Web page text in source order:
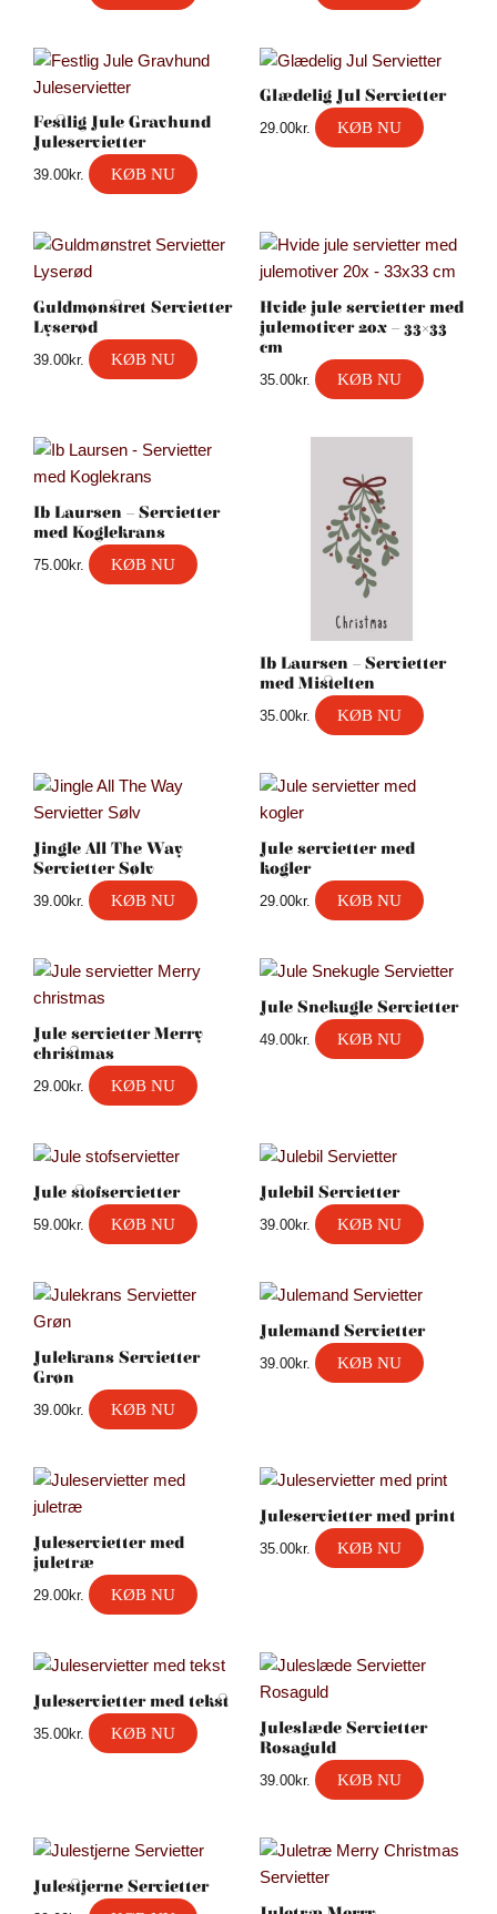
Festlig Jule Gravhund
Juleservietter
39.00kr. KØB NU
Glædelig Jul Servietter
29.00kr. KØB NU
Guldmønstret Servietter
Lyserød
39.00kr. KØB NU
Hvide jule servietter med
julemotiver 20x – 33×33
cm
35.00kr. KØB NU
Ib Laursen – Servietter
med Koglekrans
75.00kr. KØB NU
Ib Laursen – Servietter
med Mistelten
35.00kr. KØB NU
Jingle All The Way
Servietter Sølv
39.00kr. KØB NU
Jule servietter med
kogler
29.00kr. KØB NU
Jule servietter Merry
christmas
29.00kr. KØB NU
Jule Snekugle Servietter
49.00kr. KØB NU
Jule stofservietter
59.00kr. KØB NU
Julebil Servietter
39.00kr. KØB NU
Julekrans Servietter
Grøn
39.00kr. KØB NU
Julemand Servietter
39.00kr. KØB NU
Juleservietter med
juletræ
29.00kr. KØB NU
Juleservietter med print
35.00kr. KØB NU
Juleservietter med tekst
35.00kr. KØB NU
Juleslæde Servietter
Rosaguld
39.00kr. KØB NU
Julestjerne Servietter